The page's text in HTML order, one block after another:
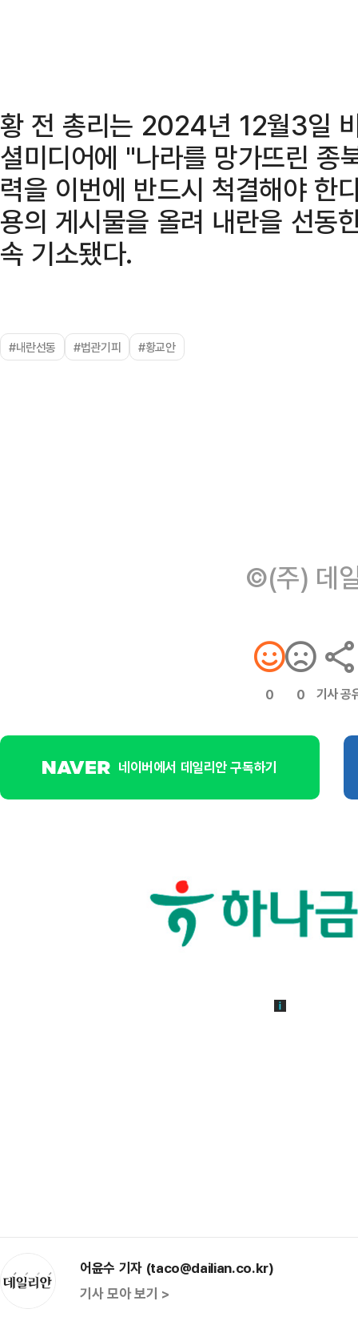
황 전 총리는 2024년 12월3일
셜미디어에 "나라를 망가뜨린 종
력을 이번에 반드시 척결해야 한
용의 게시물을 올려 내란을 선
속 기소됐다.
#내란선동 #법관기피 #황교안
©(주) 데
0 0 기사 공
네이버에서 데일리안 구독하기
어윤수 기자 (taco@dailian.co.kr)
기사 모아 보기 >